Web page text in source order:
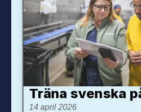
Träna svenska
14 april 2026